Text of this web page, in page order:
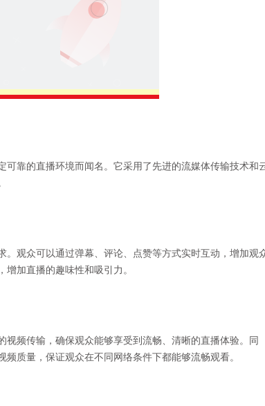
可靠的直播环境而闻名。它采用了先进的流媒体传输技术和
观众可以通过弹幕、评论、点赞等方式实时互动，增加观
加直播的趣味性和吸引力。
频传输，确保观众能够享受到流畅、清晰的直播体验。同
质量，保证观众在不同网络条件下都能够流畅观看。